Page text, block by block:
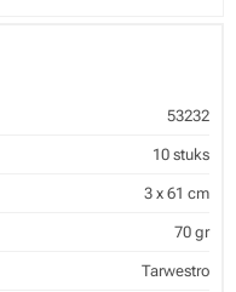
53232
10 stuks
3 x 61 cm
70 gr
Tarwestro